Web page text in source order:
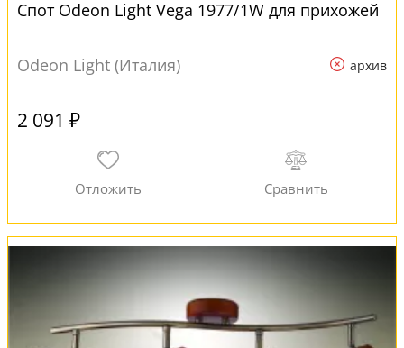
Спот Odeon Light Vega 1977/1W для прихожей
Odeon Light (Италия) архив
2 091 ₽